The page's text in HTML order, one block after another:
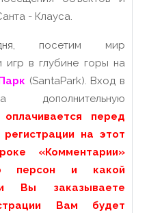
- Клауса.
посетим мир
игр в глубине горы на
(SantaPark). Вход в
перед
на этот
«Комментарии»
персон и какой
Вы заказываете
Вам будет